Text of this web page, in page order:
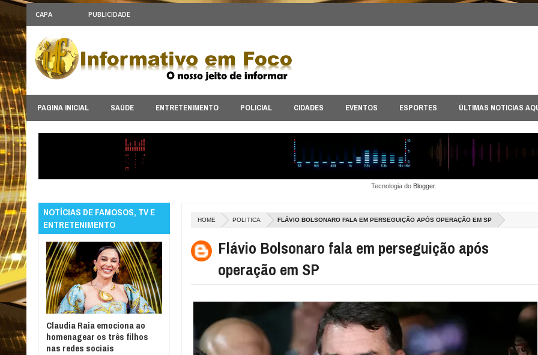
CAPA PUBLICIDADE
PAGINA INICIAL SAÚDE ENTRETENIMENTO POLICIAL CIDADES EVENTOS ESPORTES ÚLTIMAS NOTICIAS
Tecnologia do Blogger.
HOME POLITICA FLÁVIO BOLSONARO FALA EM PERSEGUIÇÃO APÓS OPERAÇÃO EM SP
Flávio Bolsonaro fala em perseguição após
operação em SP
NOTÍCIAS DE FAMOSOS, TV E
ENTRETENIMENTO
Claudia Raia emociona ao
homenagear os três filhos
nas redes sociais